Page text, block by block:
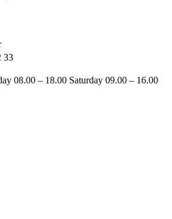
33
08.00 – 18.00 Saturday 09.00 – 16.00